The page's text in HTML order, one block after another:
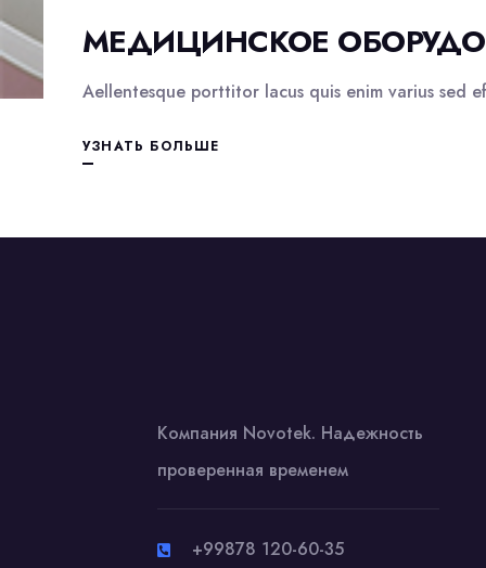
МЕДИЦИНСКОЕ
Aellentesque porttitor lacus quis enim varius sed
УЗНАТЬ БОЛЬШЕ
Компания Novotek. Надежность
проверенная временем
+99878 120-60-35